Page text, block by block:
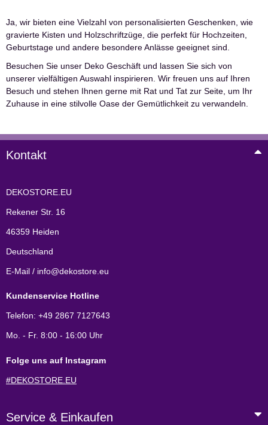
Ja, wir bieten eine Vielzahl von personalisierten Geschenken, wie
gravierte Kisten und Holzschriftzüge, die perfekt für Hochzeiten,
Geburtstage und andere besondere Anlässe geeignet sind.
Besuchen Sie unser Deko Geschäft und lassen Sie sich von
unserer vielfältigen Auswahl inspirieren. Wir freuen uns auf Ihren
Besuch und stehen Ihnen gerne mit Rat und Tat zur Seite, um Ihr
Zuhause in eine stilvolle Oase der Gemütlichkeit zu verwandeln.
Kontakt
DEKOSTORE.EU
Rekener Str. 16
46359 Heiden
Deutschland
E-Mail / info@dekostore.eu
Kundenservice Hotline
Telefon: +49 2867 7127643
Mo. - Fr. 8:00 - 16:00 Uhr
Folge uns auf Instagram
#DEKOSTORE.EU
Service & Einkaufen